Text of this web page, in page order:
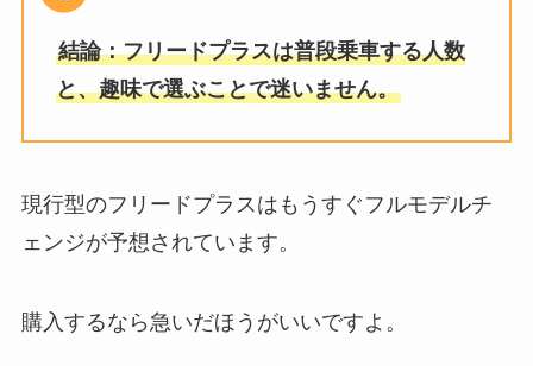
結論：フリードプラスは普段乗車する人数
と、趣味で選ぶことで迷いません。
現行型のフリードプラスはもうすぐフルモデルチ
ェンジが予想されています。
購入するなら急いだほうがいいですよ。